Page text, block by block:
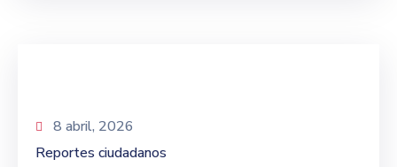
8 abril, 2026
Reportes ciudadanos